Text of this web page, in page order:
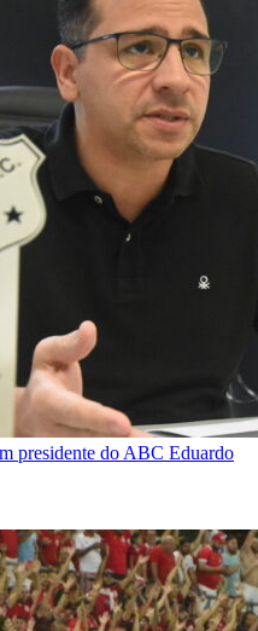
presidente do ABC Eduardo